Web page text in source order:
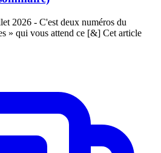
2026 - C'est deux numéros du
» qui vous attend ce [&] Cet article